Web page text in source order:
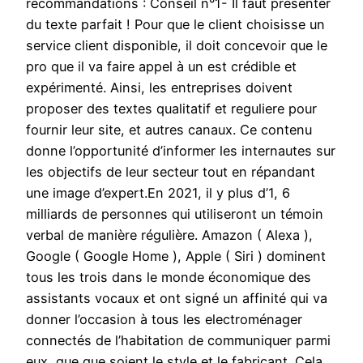
recommandations : Conseil n°1- Il faut présenter
du texte parfait ! Pour que le client choisisse un
service client disponible, il doit concevoir que le
pro que il va faire appel à un est crédible et
expérimenté. Ainsi, les entreprises doivent
proposer des textes qualitatif et reguliere pour
fournir leur site, et autres canaux. Ce contenu
donne l’opportunité d’informer les internautes sur
les objectifs de leur secteur tout en répandant
une image d’expert.En 2021, il y plus d’1, 6
milliards de personnes qui utiliseront un témoin
verbal de manière régulière. Amazon ( Alexa ),
Google ( Google Home ), Apple ( Siri ) dominent
tous les trois dans le monde économique des
assistants vocaux et ont signé un affinité qui va
donner l’occasion à tous les electroménager
connectés de l’habitation de communiquer parmi